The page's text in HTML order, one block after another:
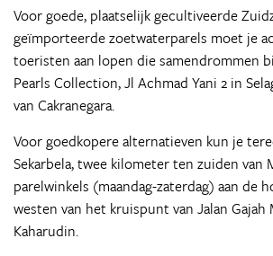
Voor goede, plaatselijk gecultiveerde
geïmporteerde zoetwaterparels moet je
toeristen aan lopen die samendrommen
Pearls Collection, Jl Achmad Yani 2 in
van Cakranegara.
Voor goedkopere alternatieven kun je
Sekarbela, twee kilometer ten zuiden van
parelwinkels (maandag-zaterdag) aan de
westen van het kruispunt van Jalan Gajah
Kaharudin.